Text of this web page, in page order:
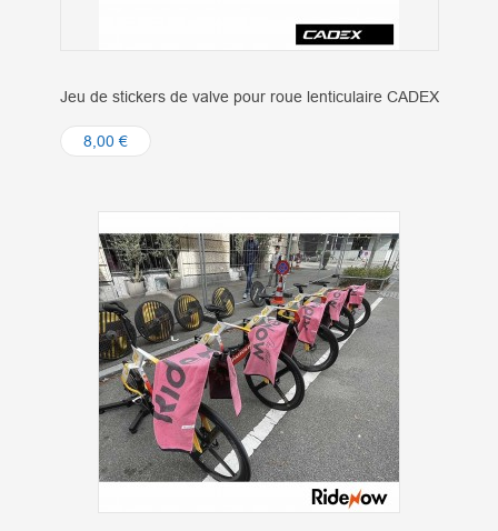
Jeu de stickers de valve pour roue lenticulaire CADEX
8,00 €